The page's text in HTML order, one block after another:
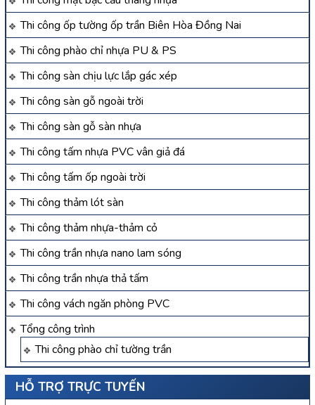
Thi công ốp tường ốp trần Biên Hòa Đồng Nai
Thi công phào chỉ nhựa PU & PS
Thi công sàn chịu lực lắp gác xép
Thi công sàn gỗ ngoài trời
Thi công sàn gỗ sàn nhựa
Thi công tấm nhựa PVC vân giả đá
Thi công tấm ốp ngoài trời
Thi công thảm lót sàn
Thi công thảm nhựa-thảm cỏ
Thi công trần nhựa nano lam sóng
Thi công trần nhựa thả tấm
Thi công vách ngăn phòng PVC
Tổng công trình
Thi công phào chỉ tường trần
HỖ TRỢ TRỰC TUYẾN